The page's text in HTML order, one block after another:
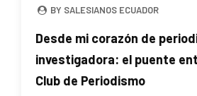
BY SALESIANOS ECUADOR
Desde mi corazón de
investigadora: el puente
Club de Periodismo